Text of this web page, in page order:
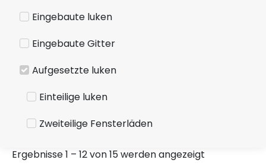
Eingebaute luken
Eingebaute Gitter
Aufgesetzte luken
Einteilige luken
Zweiteilige Fensterläden
Ergebnisse 1 – 12 von 15 werden angezeigt